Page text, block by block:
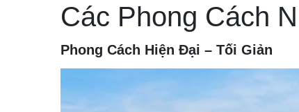
Các Phong Cách
Phong Cách Hiện Đại – Tối Giản